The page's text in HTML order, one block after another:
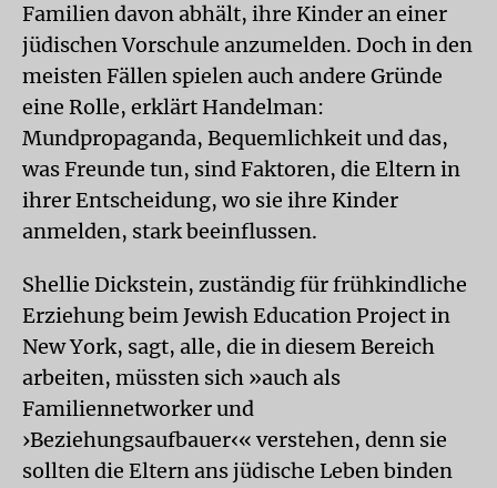
Familien davon abhält, ihre Kinder an einer
jüdischen Vorschule anzumelden. Doch in den
meisten Fällen spielen auch andere Gründe
eine Rolle, erklärt Handelman:
Mundpropaganda, Bequemlichkeit und das,
was Freunde tun, sind Faktoren, die Eltern in
ihrer Entscheidung, wo sie ihre Kinder
anmelden, stark beeinflussen.
Shellie Dickstein, zuständig für frühkindliche
Erziehung beim Jewish Education Project in
New York, sagt, alle, die in diesem Bereich
arbeiten, müssten sich »auch als
Familiennetworker und
›Beziehungsaufbauer‹« verstehen, denn sie
sollten die Eltern ans jüdische Leben binden